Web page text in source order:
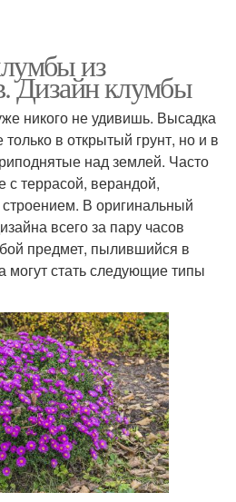
из
Дизайн клумбы
никого не удивишь. Высадка
в открытый грунт, но и в
над землей. Часто
с террасой, верандой,
В оригинальный
всего за пару часов
предмет, пылившийся в
стать следующие типы